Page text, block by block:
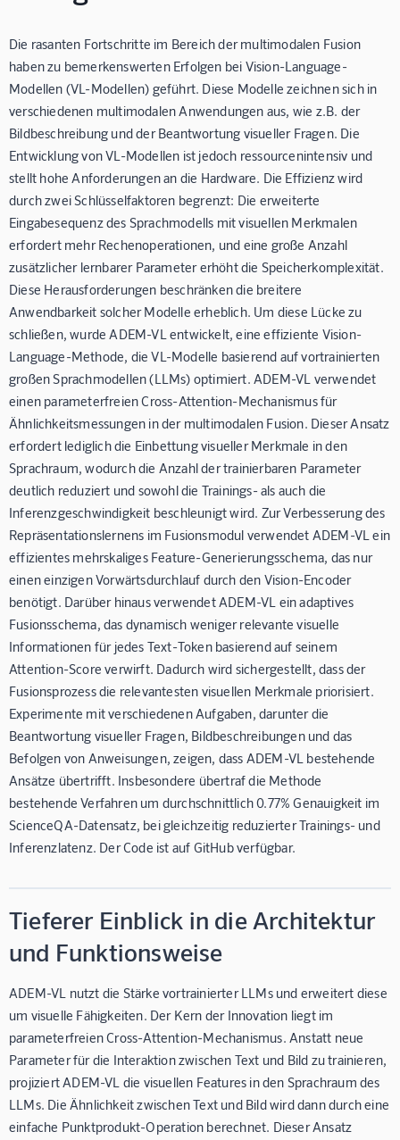
Die rasanten Fortschritte im Bereich der multimodalen Fusion
haben zu bemerkenswerten Erfolgen bei Vision-Language-
Modellen (VL-Modellen) geführt. Diese Modelle zeichnen sich in
verschiedenen multimodalen Anwendungen aus, wie z.B. der
Bildbeschreibung und der Beantwortung visueller Fragen. Die
Entwicklung von VL-Modellen ist jedoch ressourcenintensiv und
stellt hohe Anforderungen an die Hardware. Die Effizienz wird
durch zwei Schlüsselfaktoren begrenzt: Die erweiterte
Eingabesequenz des Sprachmodells mit visuellen Merkmalen
erfordert mehr Rechenoperationen, und eine große Anzahl
zusätzlicher lernbarer Parameter erhöht die Speicherkomplexität.
Diese Herausforderungen beschränken die breitere
Anwendbarkeit solcher Modelle erheblich. Um diese Lücke zu
schließen, wurde ADEM-VL entwickelt, eine effiziente Vision-
Language-Methode, die VL-Modelle basierend auf vortrainierten
großen Sprachmodellen (LLMs) optimiert. ADEM-VL verwendet
einen parameterfreien Cross-Attention-Mechanismus für
Ähnlichkeitsmessungen in der multimodalen Fusion. Dieser Ansatz
erfordert lediglich die Einbettung visueller Merkmale in den
Sprachraum, wodurch die Anzahl der trainierbaren Parameter
deutlich reduziert und sowohl die Trainings- als auch die
Inferenzgeschwindigkeit beschleunigt wird. Zur Verbesserung des
Repräsentationslernens im Fusionsmodul verwendet ADEM-VL ein
effizientes mehrskaliges Feature-Generierungsschema, das nur
einen einzigen Vorwärtsdurchlauf durch den Vision-Encoder
benötigt. Darüber hinaus verwendet ADEM-VL ein adaptives
Fusionsschema, das dynamisch weniger relevante visuelle
Informationen für jedes Text-Token basierend auf seinem
Attention-Score verwirft. Dadurch wird sichergestellt, dass der
Fusionsprozess die relevantesten visuellen Merkmale priorisiert.
Experimente mit verschiedenen Aufgaben, darunter die
Beantwortung visueller Fragen, Bildbeschreibungen und das
Befolgen von Anweisungen, zeigen, dass ADEM-VL bestehende
Ansätze übertrifft. Insbesondere übertraf die Methode
bestehende Verfahren um durchschnittlich 0.77% Genauigkeit im
ScienceQA-Datensatz, bei gleichzeitig reduzierter Trainings- und
Inferenzlatenz. Der Code ist auf GitHub verfügbar.
Tieferer Einblick in die Architektur
und Funktionsweise
ADEM-VL nutzt die Stärke vortrainierter LLMs und erweitert diese
um visuelle Fähigkeiten. Der Kern der Innovation liegt im
parameterfreien Cross-Attention-Mechanismus. Anstatt neue
Parameter für die Interaktion zwischen Text und Bild zu trainieren,
projiziert ADEM-VL die visuellen Features in den Sprachraum des
LLMs. Die Ähnlichkeit zwischen Text und Bild wird dann durch eine
einfache Punktprodukt-Operation berechnet. Dieser Ansatz